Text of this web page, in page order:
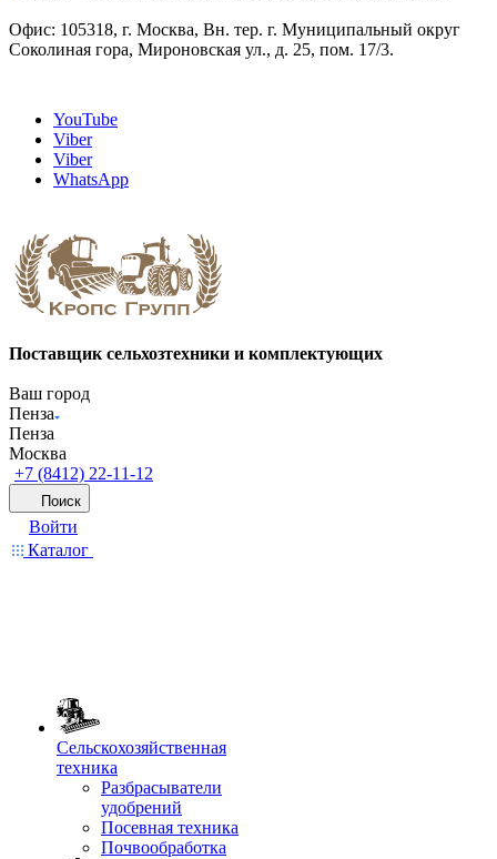
Офис: 105318, г. Москва, Вн. тер. г. Муниципальный округ
Соколиная гора, Мироновская ул., д. 25, пом. 17/3.
YouTube
Viber
Viber
WhatsApp
Поставщик сельхозтехники и комплектующих
Ваш город
Пенза
Пенза
Москва
+7 (8412) 22-11-12
Поиск
Войти
Каталог
Сельскохозяйственная
техника
Разбрасыватели
удобрений
Посевная техника
Почвообработка